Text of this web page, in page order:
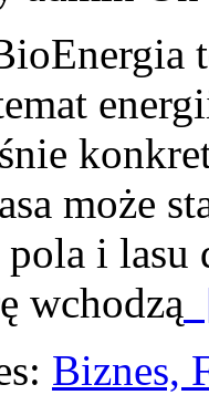
może
i lasu
wchodzą
Biznes,